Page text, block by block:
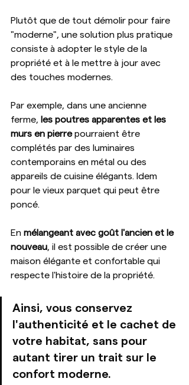
Plutôt que de tout démolir pour faire
"moderne", une solution plus pratique
consiste à adopter le style de la
propriété et à le mettre à jour avec
des touches modernes.
Par exemple, dans une ancienne
ferme, les poutres apparentes et les
murs en pierre pourraient être
complétés par des luminaires
contemporains en métal ou des
appareils de cuisine élégants. Idem
pour le vieux parquet qui peut être
poncé.
En mélangeant avec goût l'ancien et le
nouveau, il est possible de créer une
maison élégante et confortable qui
respecte l'histoire de la propriété.
Ainsi, vous conservez
l'authenticité et le cachet de
votre habitat, sans pour
autant tirer un trait sur le
confort moderne.